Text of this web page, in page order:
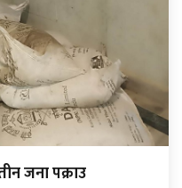
जना पक्राउ